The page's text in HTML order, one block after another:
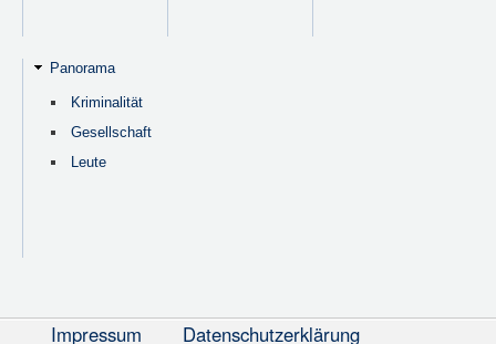
Panorama
Kriminalität
Gesellschaft
Leute
Impressum Datenschutzerklärung